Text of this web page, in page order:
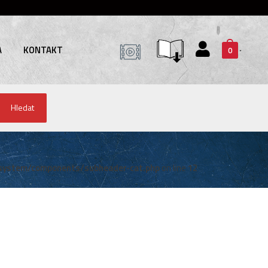
KONTAKT 0
Hledat
components/subheader-cat.phpon line12